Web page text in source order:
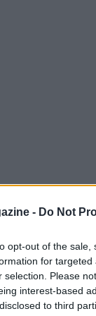
- Do Not
opt-out of the
for
selection. Please
interest-based
to third
uno
il gioco